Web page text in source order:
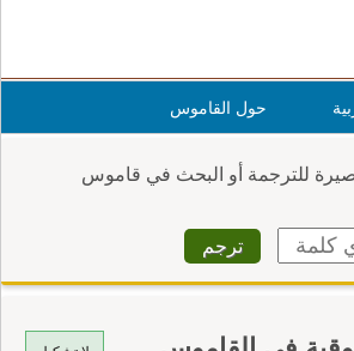
حول القاموس
للترجمة أو البحث في قاموس